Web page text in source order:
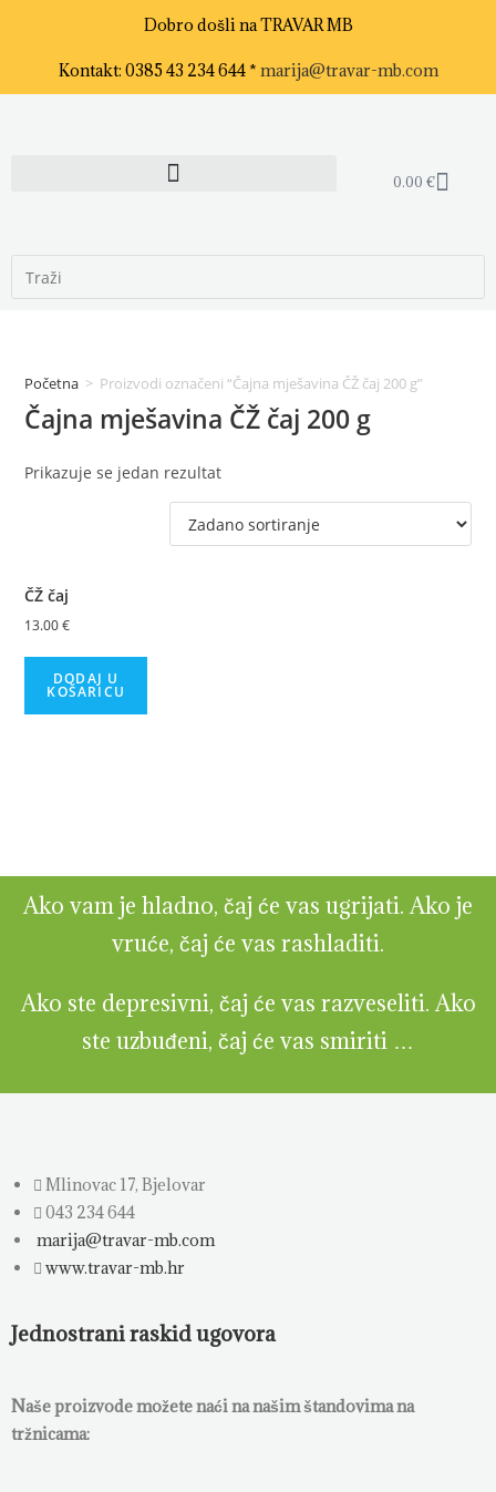
Dobro došli na TRAVAR MB
Kontakt: 0385 43 234 644 * marija@travar-mb.com
0.00€
Početna > Proizvodi označeni “Čajna mješavina ČŽ čaj 200 g”
Čajna mješavina ČŽ čaj 200 g
Prikazuje se jedan rezultat
ČŽ čaj
13.00€
DODAJ U
KOŠARICU
Ako vam je hladno, čaj će vas ugrijati. Ako je
vruće, čaj će vas rashladiti.
Ako ste depresivni, čaj će vas razveseliti. Ako
ste uzbuđeni, čaj će vas smiriti …
Mlinovac 17, Bjelovar
043 234 644
marija@travar-mb.com
www.travar-mb.hr
Jednostrani raskid ugovora
Naše proizvode možete naći na našim štandovima na
tržnicama: